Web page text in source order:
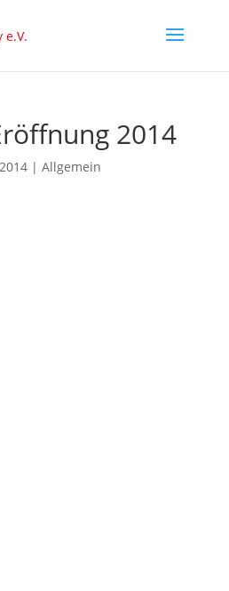
2014
| Allgemein